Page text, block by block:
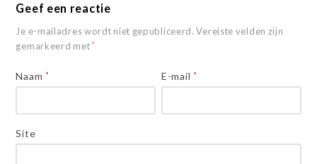
Geef een reactie
Je e-mailadres wordt niet gepubliceerd. Vereiste velden zijn
gemarkeerd met *
Naam * E-mail *
Site